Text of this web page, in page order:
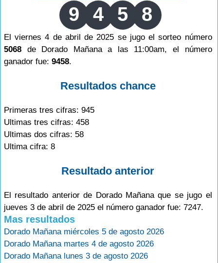
9 4 5 8
El viernes 4 de abril de 2025 se jugo el sorteo número
5068 de Dorado Mañana a las 11:00am, el número
ganador fue: 9458.
Resultados chance
Primeras tres cifras: 945
Ultimas tres cifras: 458
Ultimas dos cifras: 58
Ultima cifra: 8
Resultado anterior
El resultado anterior de Dorado Mañana que se jugo el
jueves 3 de abril de 2025 el número ganador fue: 7247.
Mas resultados
Dorado Mañana miércoles 5 de agosto 2026
Dorado Mañana martes 4 de agosto 2026
Dorado Mañana lunes 3 de agosto 2026